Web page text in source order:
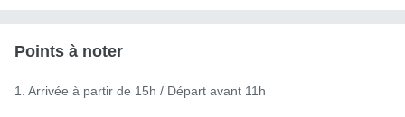
Points à noter
1. Arrivée à partir de 15h / Départ avant 11h